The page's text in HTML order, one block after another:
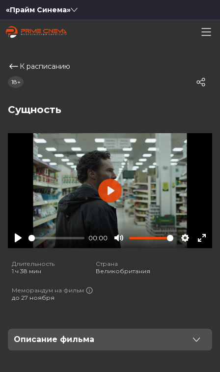
«Прайм Синема»
К расписанию
Сущность
18+
Play
00:00
Mute Settings
Play
Длительность
1 ч 38 мин
Страна
Великобритания
Меморандум на фильм
до 27 ноября
Описание фильма